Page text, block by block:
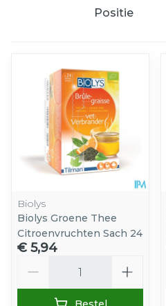
Sorteer op:
Biolys
Biolys Groene Thee
Citroenvruchten Sach 24
€ 5,94